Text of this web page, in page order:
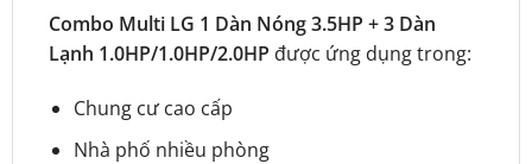
Combo Multi LG 1 Dàn Nóng 3.5HP + 3 Dàn
Lạnh 1.0HP/1.0HP/2.0HP được ứng dụng trong:
Chung cư cao cấp
Nhà phố nhiều phòng